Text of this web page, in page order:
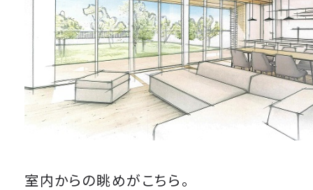
室内からの眺めがこちら。